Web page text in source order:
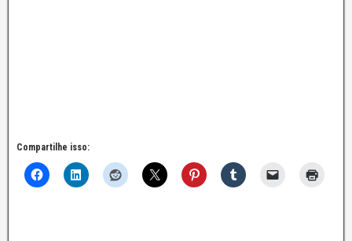
Compartilhe isso: